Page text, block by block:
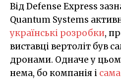
Від Defense Express
Quantum Systems
українські розробки,
виставці вертоліт був
дронами. Одначе у
нема, бо компанія і